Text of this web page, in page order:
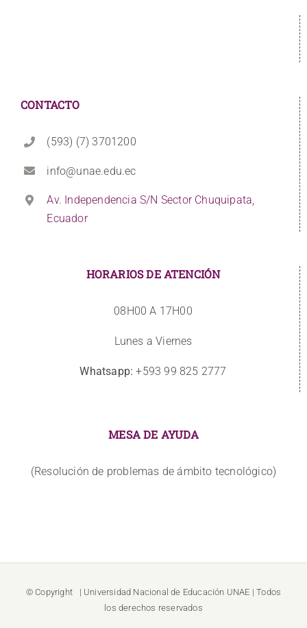
CONTACTO
(593) (7) 3701200
info@unae.edu.ec
Av. Independencia S/N Sector Chuquipata,
Ecuador
HORARIOS DE ATENCIÓN
08H00 A 17H00
Lunes a Viernes
Whatsapp: +593 99 825 2777
MESA DE AYUDA
(Resolución de problemas de ámbito tecnológico)
© Copyright | Universidad Nacional de Educación UNAE | Todos
los derechos reservados